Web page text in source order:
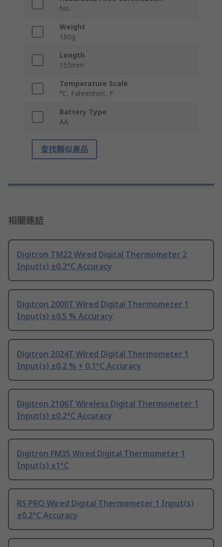
No
Weight
180g
Length
155mm
Temperature Scale
°C, Fahrenheit, F
Battery Type
AA
查找類似產品
相關連結
Digitron TM22 Wired Digital Thermometer 2
Input(s) ±0.2°C Accuracy
Digitron 2000T Wired Digital Thermometer 1
Input(s) ±0.5 % Accuracy
Digitron 2024T Wired Digital Thermometer 1
Input(s) ±0.2 % + 0.1°C Accuracy
Digitron 2106T Wireless Digital Thermometer 1
Input(s) ±0.2°C Accuracy
Digitron FM35 Wired Digital Thermometer 1
Input(s) ±1°C
RS PRO Wired Digital Thermometer 1 Input(s)
±0.2°C Accuracy